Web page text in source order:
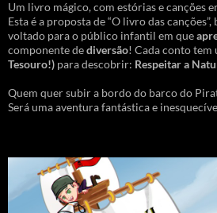
Um livro mágico, com estórias e canções
Esta é a proposta de “O livro das
voltado para o público infantil em que
componente dediversão! Cada conto tem
Tesouro!) para descobrir: Respeitar a
Quem quer subir a bordo do barco do
Será uma aventura fantástica e